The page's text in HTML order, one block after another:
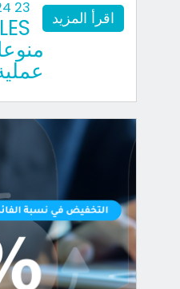
اقرأ المزيد
23 October 2024